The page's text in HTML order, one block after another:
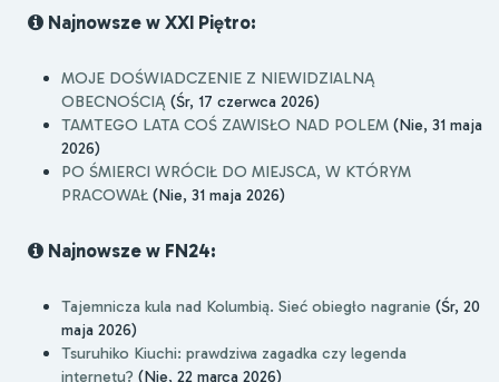
Najnowsze w XXI Piętro:
MOJE DOŚWIADCZENIE Z NIEWIDZIALNĄ
OBECNOŚCIĄ (Śr, 17 czerwca 2026)
TAMTEGO LATA COŚ ZAWISŁO NAD POLEM (Nie, 31 maja
2026)
PO ŚMIERCI WRÓCIŁ DO MIEJSCA, W KTÓRYM
PRACOWAŁ (Nie, 31 maja 2026)
Najnowsze w FN24:
Tajemnicza kula nad Kolumbią. Sieć obiegło nagranie (Śr, 20
maja 2026)
Tsuruhiko Kiuchi: prawdziwa zagadka czy legenda
internetu? (Nie, 22 marca 2026)